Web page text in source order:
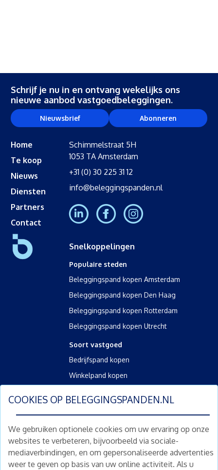
COOKIES OP BELEGGINGSPANDEN.NL
We gebruiken optionele cookies om uw ervaring op onze
websites te verbeteren, bijvoorbeeld via sociale-
mediaverbindingen, en om gepersonaliseerde advertenties
weer te geven op basis van uw online activiteit. Als u
Schrijf je nu in en ontvang wekelijks ons
nieuwe aanbod vastgoedbeleggingen.
Nieuwsbrief Abonneren
Home
Te koop
Nieuws
Diensten
Partners
Contact
Schimmelstraat 5H
1053 TA Amsterdam
+31 (0) 30 225 31 12
info@beleggingspanden.nl
Snelkoppelingen
Populaire steden
Beleggingspand kopen Amsterdam
Beleggingspand kopen Den Haag
Beleggingspand kopen Rotterdam
Beleggingspand kopen Utrecht
Soort vastgoed
Bedrijfspand kopen
Winkelpand kopen
Overig
Diensten